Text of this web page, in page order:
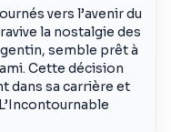
vers l’avenir du
la nostalgie des
semble prêt à
Cette décision
dans sa carrière et